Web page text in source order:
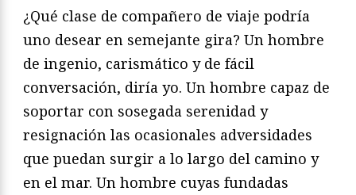
¿Qué clase de compañero de viaje podría
uno desear en semejante gira? Un hombre
de ingenio, carismático y de fácil
conversación, diría yo. Un hombre capaz de
soportar con sosegada serenidad y
resignación las ocasionales adversidades
que puedan surgir a lo largo del camino y
en el mar. Un hombre cuyas fundadas